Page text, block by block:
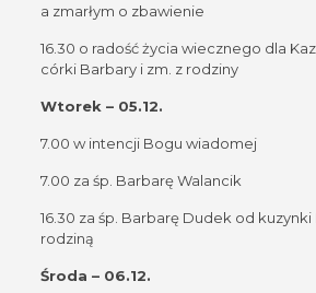
a zmarłym o zbawienie
16.30 o radość życia wiecznego dla
córki Barbary i zm. z rodziny
Wtorek – 05.12.
7.00 w intencji Bogu wiadomej
7.00 za śp. Barbarę Walancik
16.30 za śp. Barbarę Dudek od
rodziną
Środa – 06.12.